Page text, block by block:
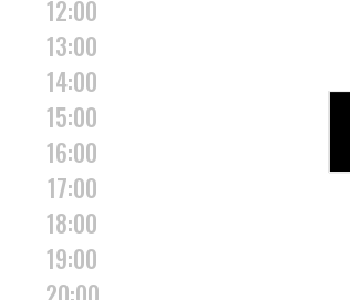
12:00
13:00
14:00
15:00
16:00
17:00
18:00
19:00